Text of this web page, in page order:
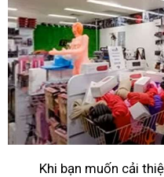
Khi bạn muốn cải